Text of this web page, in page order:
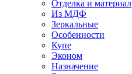
Отделка и материал
Из МДФ
Зеркальные
Особенности
Купе
Эконом
Назначение